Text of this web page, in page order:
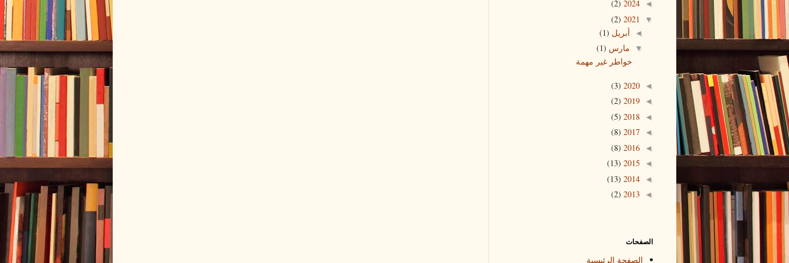
◄
2024
(2)
▼
2021
(2)
◄ أبريل (1)
▼ مارس (1)
خواطر غير مهمة
◄
2020
(3)
◄
2019
(2)
◄
2018
(5)
◄
2017
(8)
◄
2016
(8)
◄
2015
(13)
◄
2014
(13)
◄
2013
(2)
الصفحات
الصفحة الرئيسية